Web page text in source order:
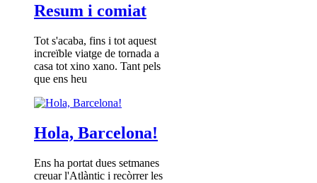
Resum i comiat
Tot s'acaba, fins i tot aquest
increïble viatge de tornada a
casa tot xino xano. Tant pels
que ens heu
Hola, Barcelona!
Ens ha portat dues setmanes
creuar l'Atlàntic i recòrrer les